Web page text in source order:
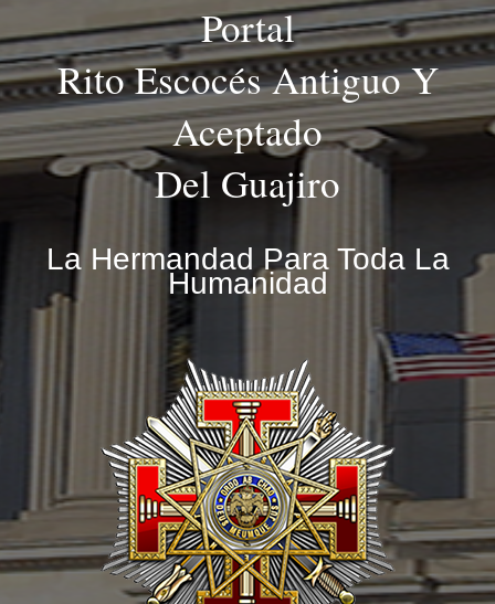
Portal
Rito Escocés Antiguo Y
Aceptado
Del Guajiro
La Hermandad Para Toda La
Humanidad